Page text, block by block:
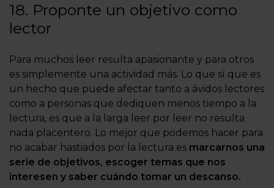
18. Proponte un objetivo como
lector
Para muchos leer resulta apasionante y para otros
es simplemente una actividad más. Lo que sí que es
un hecho que puede afectar tanto a ávidos lectores
como a personas que dediquen menos tiempo a la
lectura, es que a la larga leer por leer no resulta
nada placentero. Lo mejor que podemos hacer para
no acabar hastiados por la lectura es marcarnos una
serie de objetivos, escoger temas que nos
interesen y saber cuándo tomar un descanso.